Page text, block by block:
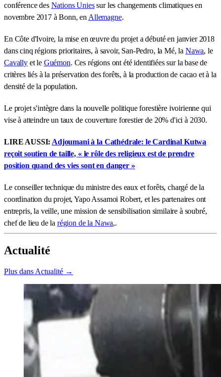
conférence des Nations Uniessur les changements climatiques en
novembre 2017 à Bonn, en Allemagne.
En Côte d'Ivoire, la mise en œuvre du projet a débuté en janvier 2018
dans cinq régions prioritaires, à savoir, San-Pedro, la Mé, la Nawa, le
Cavallyet le Guémon. Ces régions ont été identifiées sur la base de
critères liés à la préservation des forêts, à la production de cacao et à la
densité de la population.
Le projet s'intègre dans la nouvelle politique forestière ivoirienne qui
vise à atteindre un taux de couverture forestier de 20% d'ici à 2030.
LIRE AUSSI: Adjoumani à la Cathédrale: le Cardinal Kutwa
reçoit soutien de taille, « le rôle des religieux est de prendre
position quand des vies sont en danger »
Le conseiller technique du ministre des eaux et forêts, chargé de la
coordination du projet, Yapo Assamoi Robert, et les partenaires ont
entrepris, la veille, une mission de sensibilisation similaire à soubré,
chef de lieu de la région de la Nawa,.
Actualité
Plus dans Actualité →